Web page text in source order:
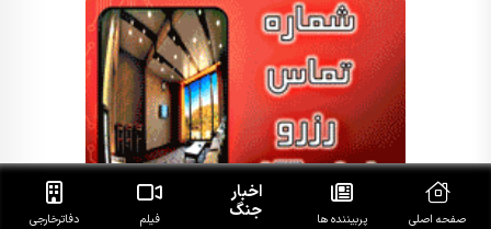
صفحه اصلی پربیننده ها
اخبار
جنگ فیلم دفاتر‌خارجی